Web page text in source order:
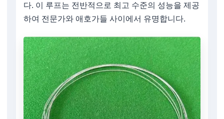
다. 이 루프는 전반적으로 최고 수준의 성능을 제공
하여 전문가와 애호가들 사이에서 유명합니다.